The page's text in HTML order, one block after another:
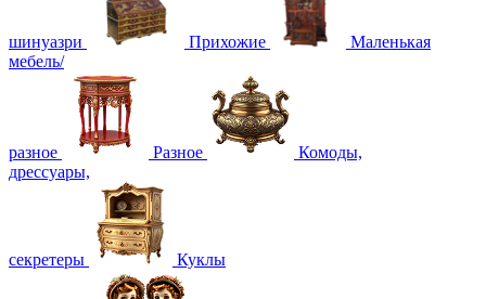
шинуазри Прихожие
Маленькая
мебель/
разное Разное
Комоды,
дрессуары,
секретеры Куклы